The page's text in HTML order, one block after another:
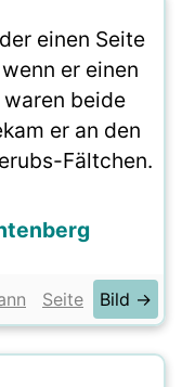
einen Seite
er einen
beide
er an den
Fältchen.
Seite Bild →